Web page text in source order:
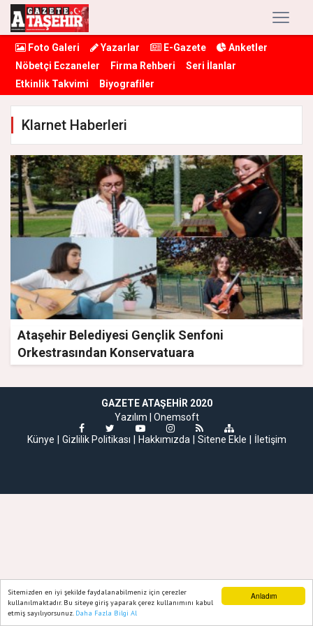
Anladım
Sitemizden en iyi şekilde faydalanabilmeniz için çerezler
kullanılmaktadır. Bu siteye giriş yaparak çerez kullanımını kabul
etmiş sayılıyorsunuz. Daha Fazla Bilgi Al
Foto Galeri Yazarlar E-Gazete
Anketler
Nöbetçi Eczaneler
Firma Rehberi
Seri İlanlar
Etkinlik Takvimi
Biyografiler
Klarnet Haberleri
Ataşehir Belediyesi Gençlik Senfoni
Orkestrasından Konservatuara
GAZETE ATAŞEHIR 2020
Yazılım | Onemsoft
Künye
Gizlilik Politikası Hakkımızda Sitene Ekle İletişim
Ana Sayfa Web TV